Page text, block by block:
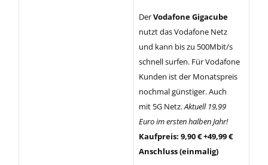
DerVodafone Gigacube
nutzt das Vodafone Netz
und kann bis zu 500Mbit/s
schnell surfen. Für Vodafone
Kunden ist der Monatspreis
nochmal günstiger. Auch
mit 5G Netz.Aktuell 19,99
Euro im ersten halben Jahr!
Kaufpreis: 9,90 € +49,99 €
Anschluss (einmalig)